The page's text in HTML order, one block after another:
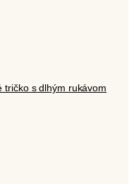
tričko s dlhým rukávom